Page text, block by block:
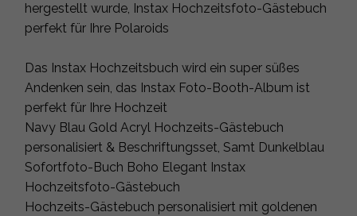
hergestellt wurde, Instax Hochzeitsfoto-Gästebuch
perfekt für Ihre Polaroids
Das Instax Hochzeitsbuch wird ein super süßes
Andenken sein, das Instax Foto-Booth-Album ist
perfekt für Ihre Hochzeit
Navy Blau Gold Acryl Hochzeits-Gästebuch
personalisiert & Beschriftungsset, Samt Dunkelblau
Sofortfoto-Buch Boho Elegant Instax
Hochzeitsfoto-Gästebuch
Hochzeits-Gästebuch personalisiert mit goldenen